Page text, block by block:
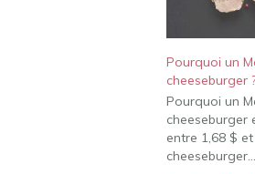
Pourquoi un
cheeseburger
Pourquoi un
cheeseburger
entre 1,68 $
cheeseburger…